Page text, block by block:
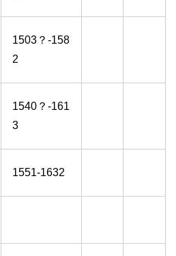
1503？-158
2
1540？-161
3
1551-1632